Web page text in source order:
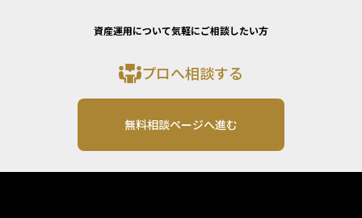
資産運用について気軽にご相談したい方
プロへ相談する
無料相談ページへ進む